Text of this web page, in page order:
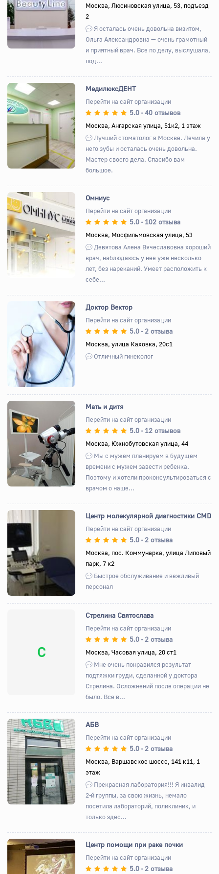
Назад ВпередМосква, Люсиновская улица, 53, подъезд
2
Я осталась очень довольна визитом,
Ольга Александровна — очень грамотный
и приятный врач. Все по делу, выслушала,
под...
Назад Вперед
МедилюксДЕНТ
Перейти на сайт организации
5.0 • 40 отзывов
Москва, Ангарская улица, 51к2, 1 этаж
Лучший стоматолог в Москве. Лечила у
него зубы и осталась очень довольна.
Мастер своего дела. Спасибо вам
большое.
Назад Вперед
Омниус
Перейти на сайт организации
5.0 • 102 отзыва
Москва, Мосфильмовская улица, 53
Девятова Алена Вячеславовна хороший
врач, наблюдаюсь у нее уже несколько
лет, без нареканий. Умеет расположить к
себе...
Назад Вперед
Доктор Вектор
Перейти на сайт организации
5.0 • 2 отзыва
Москва, улица Каховка, 20с1
Отличный гинеколог
Назад Вперед
Мать и дитя
Перейти на сайт организации
5.0 • 12 отзывов
Москва, Южнобутовская улица, 44
Мы с мужем планируем в будущем
времени с мужем завести ребенка.
Поэтому и хотели проконсультироваться с
врачом о наше...
Назад Вперед
Центр молекулярной диагностики CMD
Перейти на сайт организации
5.0 • 2 отзыва
Москва, пос. Коммунарка, улица Липовый
парк, 7 к2
Быстрое обслуживание и вежливый
персонал
С
Стрелина Святослава
Перейти на сайт организации
5.0 • 2 отзыва
Москва, Часовая улица, 20 ст1
Мне очень понравился результат
подтяжки груди, сделанной у доктора
Стрелина. Осложнений после операции не
было. Все в...
Назад Вперед
АБВ
Перейти на сайт организации
5.0 • 2 отзыва
Москва, Варшавское шоссе, 141 к11, 1
этаж
Прекрасная лаборатория!!! Я инвалид
2-й группы, за свою жизнь, немало
посетила лабораторий, поликлиник, и
только здес...
Центр помощи при раке почки
Перейти на сайт организации
5.0 • 2 отзыва